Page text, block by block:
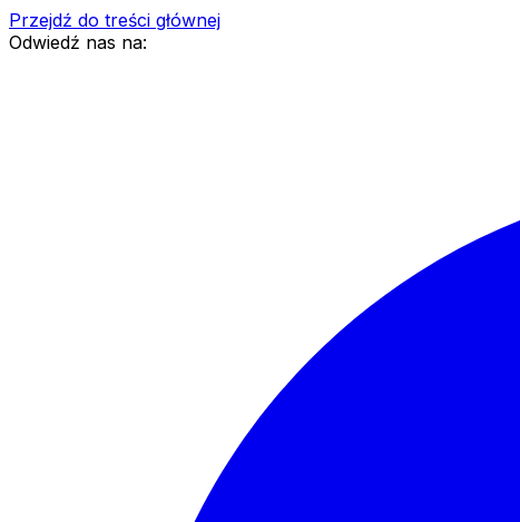
Przejdź do treści głównej
Odwiedź nas na: